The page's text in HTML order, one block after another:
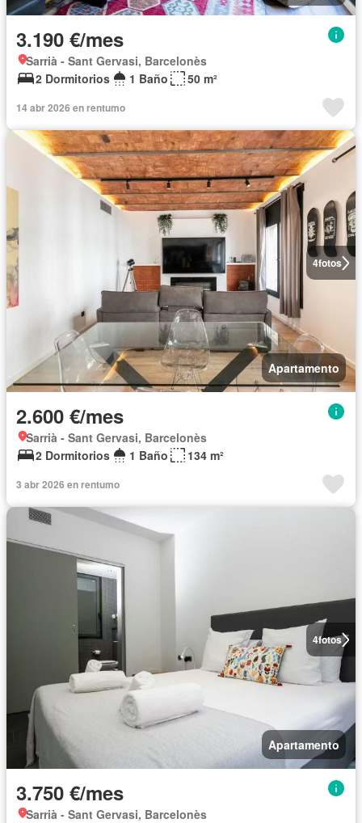
3.190 €/mes
Sarrià - Sant Gervasi, Barcelonès
2 Dormitorios
1 Baño 50 m²
14 abr 2026 en rentumo
4fotos
Apartamento
2.600 €/mes
Sarrià - Sant Gervasi, Barcelonès
2 Dormitorios
1 Baño 134 m²
3 abr 2026 en rentumo
4fotos
Apartamento
3.750 €/mes
Sarrià - Sant Gervasi, Barcelonès